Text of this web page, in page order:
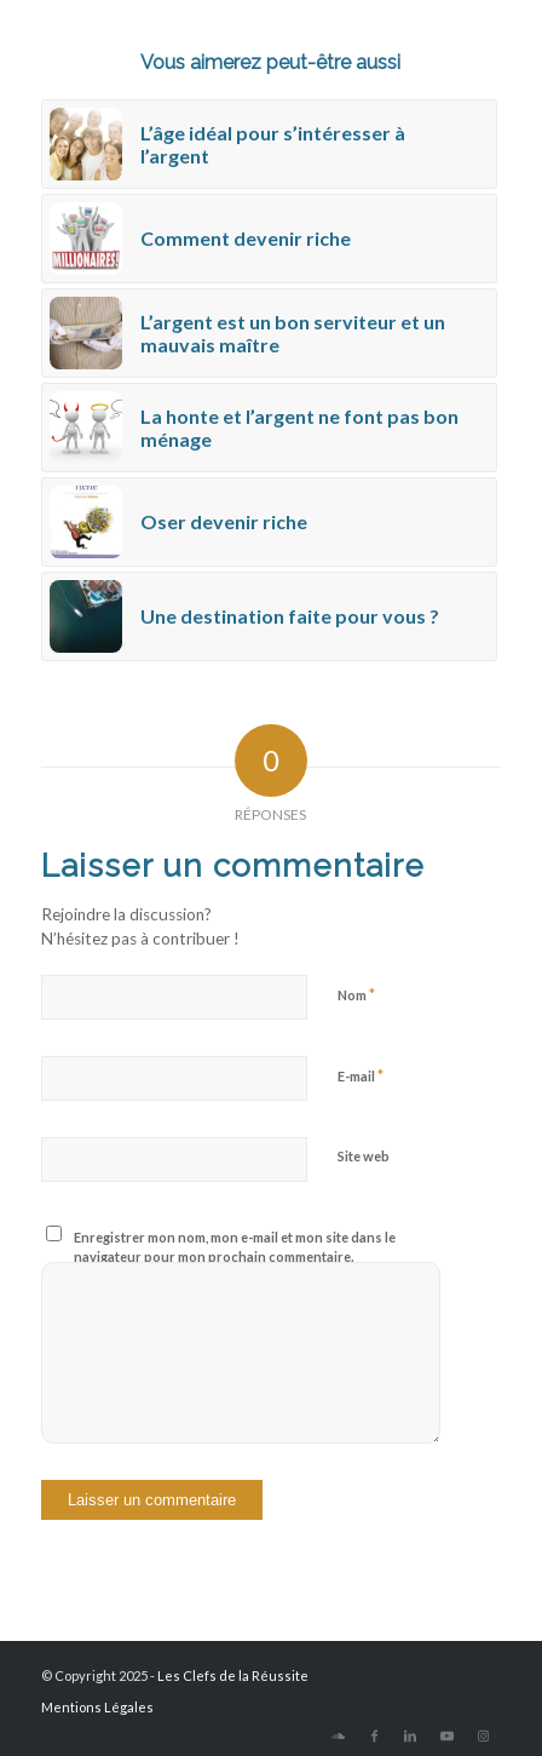
Vous aimerez peut-être aussi
L’âge idéal pour s’intéresser à
l’argent
Comment devenir riche
L’argent est un bon serviteur et un
mauvais maître
La honte et l’argent ne font pas bon
ménage
Oser devenir riche
Une destination faite pour vous ?
0
RÉPONSES
Laisser un commentaire
Rejoindre la discussion?
N’hésitez pas à contribuer !
Nom *
E-mail *
Site web
Enregistrer mon nom, mon e-mail et mon site dans le
navigateur pour mon prochain commentaire.
© Copyright 2025 - Les Clefs de la Réussite
Mentions Légales